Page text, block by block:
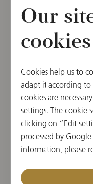
Fest-
Frühlingsstimmen
Perpetuum mobile.
An der schönen
Our
cookies
Cookies help us to
adapt it according to
cookies are
settings. The cookie
clicking on “Edit
processed by
information, please